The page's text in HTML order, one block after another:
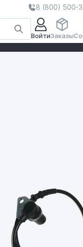
8 (800) 500-
ВойтиЗаказы